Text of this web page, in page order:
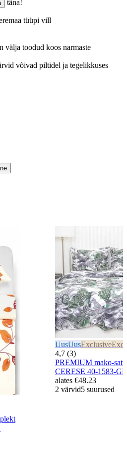
täna!
tüüpi vill
välja toodud koos narmaste
võivad piltidel ja tegelikkuses
UusUusExclusive
4,7 (3)
PREMIUM mako-
CERESE 40-1583-
alates €48.23
2 värvid5 suurused